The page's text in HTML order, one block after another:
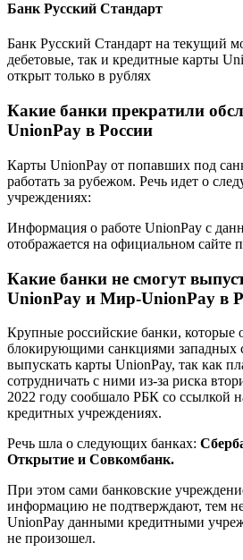
Банк Русский Стандарт
Банк Русский Стандарт на текущий
дебетовые, так и кредитные карты
открыт только в рублях
Какие банки прекратили
UnionPay в России
Карты UnionPay от попавших под
работать за рубежом. Речь идет о
учреждениях:
Информация о работе UnionPay с
отображается на официальном сайте
Какие банки не смогут
UnionPay и Мир-UnionPay в
Крупные российские банки, которые
блокирующими санкциями западных
выпускать карты UnionPay, так как
сотрудничать с ними из-за риска
2022 году сообшало РБК со ссылкой
кредитных учреждениях.
Речь шла о следующих банках:
Открытие и Совкомбанк.
При этом сами банковские
информацию не подтверждают, тем
UnionPay данными кредитными
не произошел.